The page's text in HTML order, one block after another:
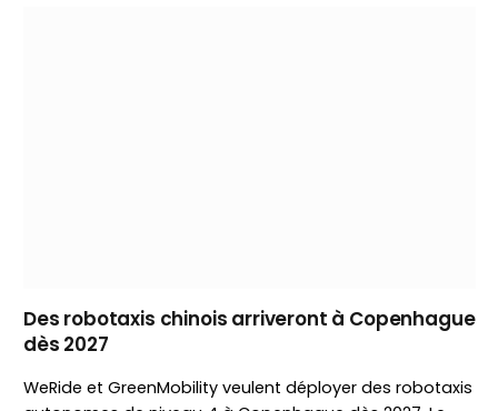
Des robotaxis chinois arriveront à Copenhague
dès 2027
WeRide et GreenMobility veulent déployer des robotaxis